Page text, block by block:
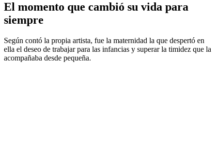
El momento que cambió su vida para
siempre
Según contó la propia artista, fue la maternidad la que despertó en
ella el deseo de trabajar para las infancias y superar la timidez que la
acompañaba desde pequeña.